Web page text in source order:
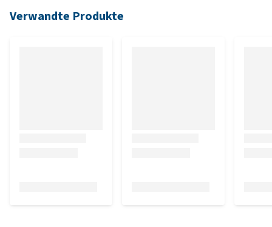
Verwandte Produkte